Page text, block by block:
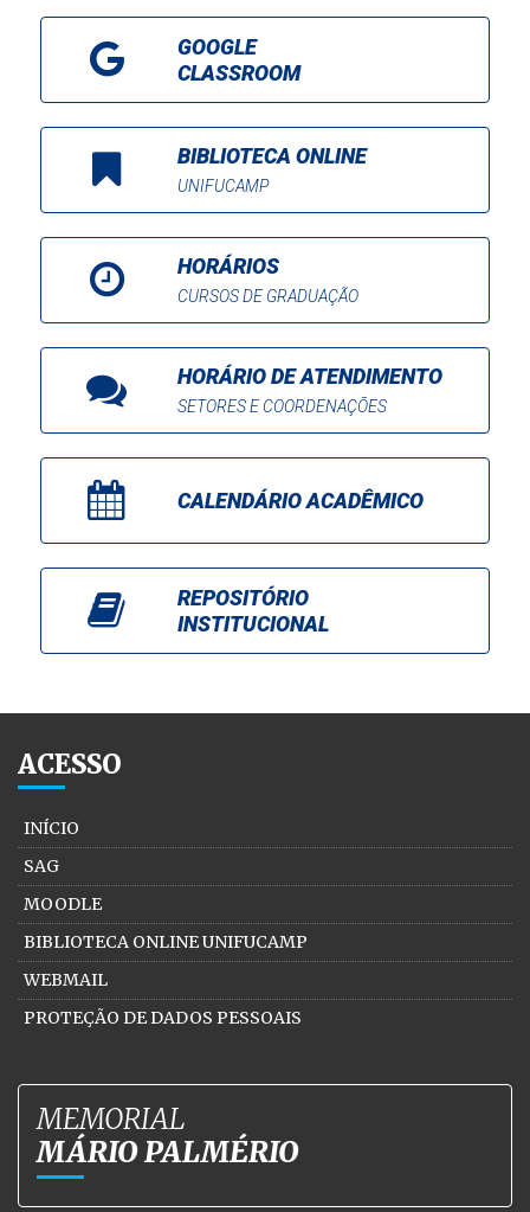
GOOGLE
CLASSROOM
BIBLIOTECA ONLINE
UNIFUCAMP
HORÁRIOS
CURSOS DE GRADUAÇÃO
HORÁRIO DE ATENDIMENTO
SETORES E COORDENAÇÕES
CALENDÁRIO ACADÊMICO
REPOSITÓRIO
INSTITUCIONAL
ACESSO
INÍCIO
SAG
MOODLE
BIBLIOTECA ONLINE UNIFUCAMP
WEBMAIL
PROTEÇÃO DE DADOS PESSOAIS
MEMORIAL
MÁRIO PALMÉRIO